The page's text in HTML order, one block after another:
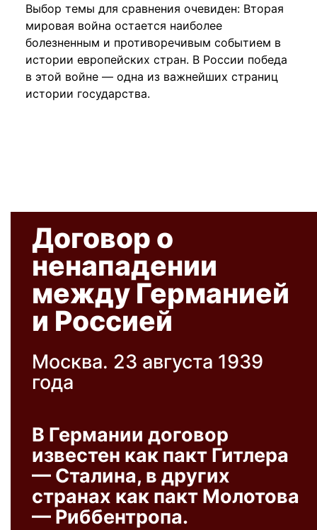
Выбор темы для сравнения очевиден: Вторая
мировая война остается наиболее
болезненным и противоречивым событием в
истории европейских стран. В России победа
в этой войне — одна из важнейших страниц
истории государства.
Договор о
ненападении
между Германией
и Россией
Москва. 23 августа 1939
года
В Германии договор
известен как пакт Гитлера
— Сталина, в других
странах как пакт Молотова
— Риббентропа.